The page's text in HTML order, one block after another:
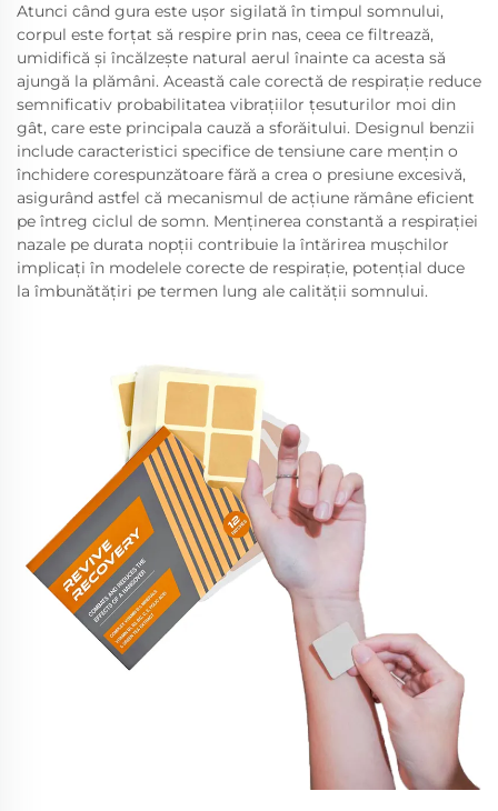
Atunci când gura este ușor sigilată în timpul somnului,
corpul este forțat să respire prin nas, ceea ce filtrează,
umidifică și încălzește natural aerul înainte ca acesta să
ajungă la plămâni. Această cale corectă de respirație reduce
semnificativ probabilitatea vibrațiilor țesuturilor moi din
gât, care este principala cauză a sforăitului. Designul benzii
include caracteristici specifice de tensiune care mențin o
închidere corespunzătoare fără a crea o presiune excesivă,
asigurând astfel că mecanismul de acțiune rămâne eficient
pe întreg ciclul de somn. Menținerea constantă a respirației
nazale pe durata nopții contribuie la întărirea mușchilor
implicați în modelele corecte de respirație, potențial duce
la îmbunătățiri pe termen lung ale calității somnului.